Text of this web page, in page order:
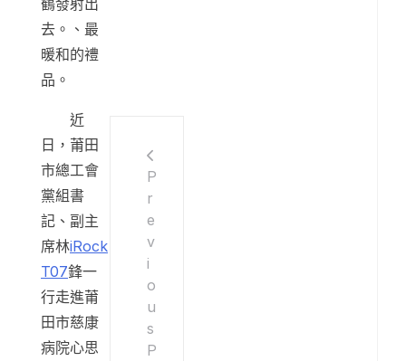
鶴發射出
去。、最
暖和的禮
品。
近
日，莆田
市總工會
黨組書
記、副主
席林iRock
T07鋒一
行走進莆
田市慈康
病院心思
P
r
e
v
i
o
u
s
P